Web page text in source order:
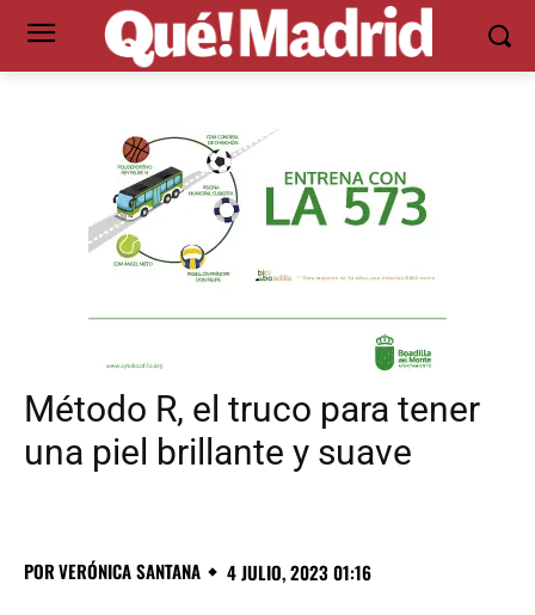
Método R, el truco para tener
una piel brillante y suave
PORVERÓNICA SANTANA 4 JULIO, 2023 01:16